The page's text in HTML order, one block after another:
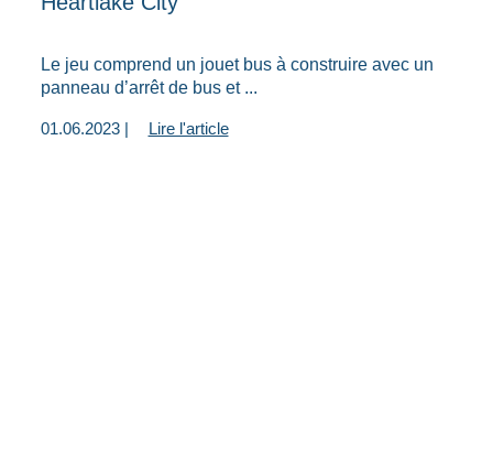
Le jeu comprend un jouet bus à construire avec un
panneau d’arrêt de bus et ...
01.06.2023 | Lire l'article